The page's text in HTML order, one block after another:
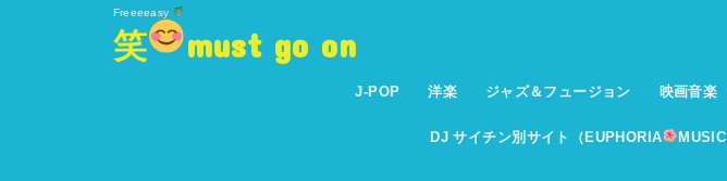
Freeeeasy
笑 must go on
J-POP 洋楽 ジャズ＆フュージョン 映画音楽
DJ サイチン別サイト（EUPHORIA MUSIC